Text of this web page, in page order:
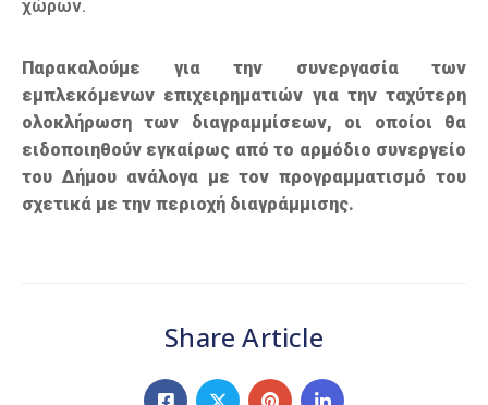
χώρων.
Παρακαλούμε για την συνεργασία των
εμπλεκόμενων επιχειρηματιών για την ταχύτερη
ολοκλήρωση των διαγραμμίσεων, οι οποίοι θα
ειδοποιηθούν εγκαίρως από το αρμόδιο συνεργείο
του Δήμου ανάλογα με τον προγραμματισμό του
σχετικά με την περιοχή διαγράμμισης.
Share Article